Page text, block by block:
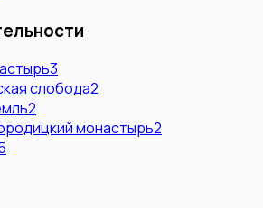
3
слобода2
2
монастырь2